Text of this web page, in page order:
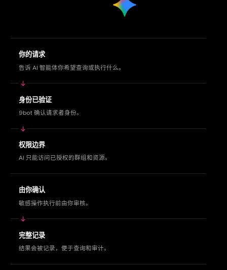
你的请求
告诉 AI 智能体你希望查询或执行什么。
身份已验证
9bot 确认请求者身份。
权限边界
AI 只能访问已授权的群组和资源。
由你确认
敏感操作执行前由你审核。
完整记录
结果会被记录，便于查询和审计。